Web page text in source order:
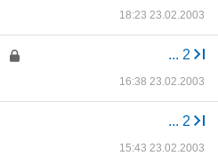
18:23 23.02.2003
... 2
16:38 23.02.2003
... 2
15:43 23.02.2003